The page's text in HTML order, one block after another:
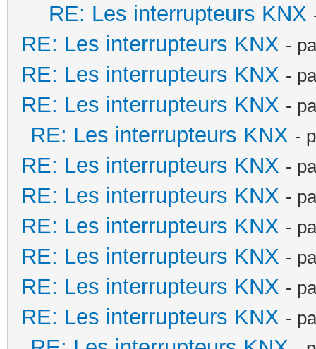
RE: Les interrupteurs KNX
RE: Les interrupteurs KNX -
RE: Les interrupteurs KNX -
RE: Les interrupteurs KNX -
RE: Les interrupteurs KNX -
RE: Les interrupteurs KNX -
RE: Les interrupteurs KNX -
RE: Les interrupteurs KNX -
RE: Les interrupteurs KNX -
RE: Les interrupteurs KNX -
RE: Les interrupteurs KNX -